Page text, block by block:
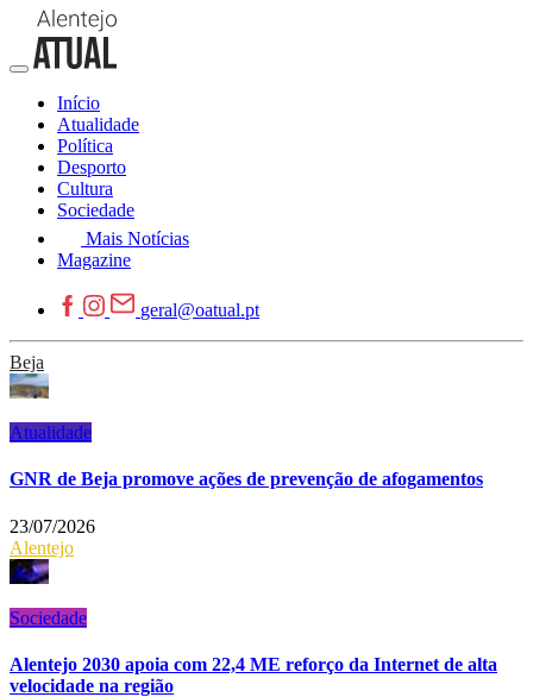
Início
Atualidade
Política
Desporto
Cultura
Sociedade
Mais Notícias
Magazine
geral@oatual.pt
Beja
Atualidade
GNR de Beja promove ações de prevenção de afogamentos
23/07/2026
Alentejo
Sociedade
Alentejo 2030 apoia com 22,4 ME reforço da Internet de alta
velocidade na região